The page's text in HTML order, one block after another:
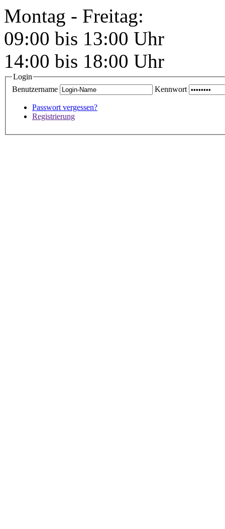
Montag - Freitag:
09:00 bis 13:00 Uhr
14:00 bis 18:00 Uhr
Login
Benutzername
Kennwort
Passwort vergessen?
Registrierung